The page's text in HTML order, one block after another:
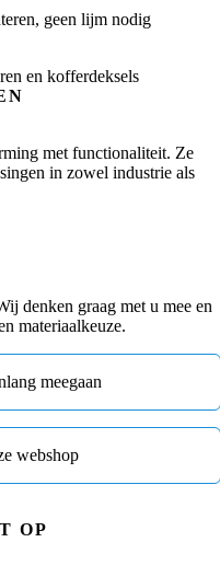
geen lijm nodig
met functionaliteit. Ze
in zowel industrie als
denken graag met u mee en
materiaalkeuze.
meegaan
webshop
OP